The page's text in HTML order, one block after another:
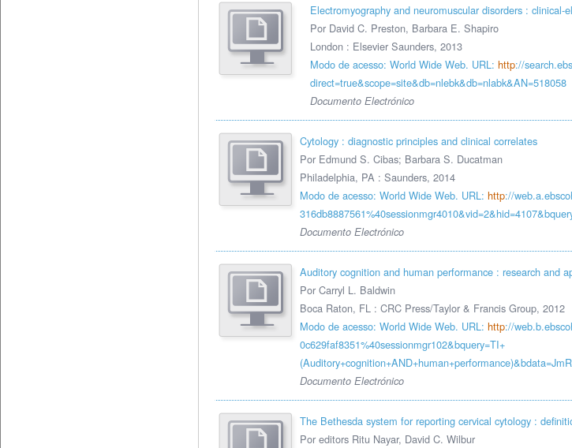
Electromyography and neuromuscular disorders : clinical-
Por David C. Preston, Barbara E. Shapiro
London : Elsevier Saunders, 2013
Modo de acesso: World Wide Web. URL: http://
direct=true&scope=site&db=nlebk&db=nlabk&AN=518058
Documento Electrónico
Cytology : diagnostic principles and clinical correlates
Por Edmund S. Cibas; Barbara S. Ducatman
Philadelphia, PA : Saunders, 2014
Modo de acesso: World Wide Web. URL: http://
Documento Electrónico
Auditory cognition and human performance : research and
Por Carryl L. Baldwin
Boca Raton, FL : CRC Press/Taylor & Francis Group, 2012
Modo de acesso: World Wide Web. URL: http://
0c629faf8351%40sessionmgr102&bquery=TI+
Documento Electrónico
The Bethesda system for reporting cervical cytology :
Por editors Ritu Nayar, David C. Wilbur